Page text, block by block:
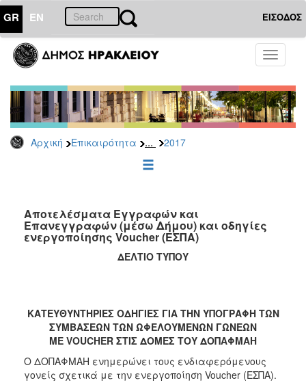
GR EN ΕΙΣΟΔΟΣ
Toggle
Αρχική Επικαιρότητα ... 2017
ΕΠΙΚΑΙΡΟΤΗΤΑ
Τύπου
Αρχείο
2026
2025
2022
2021
2017
2016
2015
2013
Αποτελέσματα Εγγραφών και
Επανεγγραφών (μέσω Δήμου) και οδηγίες
ενεργοποίησης Voucher (ΕΣΠΑ)
ΔΕΛΤΙΟ ΤΥΠΟΥ
ΚΑΤΕΥΘΥΝΤΗΡΙΕΣ ΟΔΗΓΙΕΣ ΓΙΑ ΤΗΝ ΥΠΟΓΡΑΦΗ ΤΩΝ
ΣΥΜΒΑΣΕΩΝ ΤΩΝ ΩΦΕΛΟΥΜΕΝΩΝ ΓΩΝΕΩΝ
ΜΕ VOUCHER ΣΤΙΣ ΔΟΜΕΣ ΤΟΥ ΔΟΠΑΦΜΑΗ
Ο ΔΟΠΑΦΜΑΗ ενημερώνει τους ενδιαφερόμενους
γονείς σχετικά με την ενεργοποίηση Voucher (ΕΣΠΑ).